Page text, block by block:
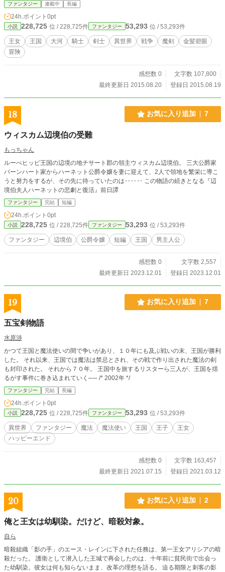
ファンタジー 連載中 長編
24h.ポイント 0pt
小説 228,725 位 / 228,725件 ファンタジー 53,293 位 / 53,293件
王女 王国 大河 騎士 剣士 異世界 戦争 魔剣
金髪碧眼
冒険
感想数 0
文字数 107,800
最終更新日 2015.08.20
登録日 2015.08.19
18 お気に入り追加 7
ウィスカム辺境伯の受難
もっちゃん
ルーべヒッピ王国の辺境の地チサート郡の領主ウィスカム辺境伯。 三大公爵家
バーンハート家からハーネット公爵令嬢を妻に迎えて、2人で領地を繁栄に導こ
うと努力をするが、その先に待っていたのは‥‥‥ この物語の続きとなる『辺
境伯夫人ハーネットの悲劇と復活』前日譚
ファンタジー 完結 短編
24h.ポイント 0pt
小説 228,725 位 / 228,725件 ファンタジー 53,293 位 / 53,293件
ファンタジー 辺境伯 公爵令嬢 短編 王国 男主人公
感想数 0
文字数 2,557
最終更新日 2023.12.01
登録日 2023.12.01
19 お気に入り追加 7
五宝剣物語
水原渉
かつて王国と魔法使いの間で争いがあり、１０年にも及ぶ戦いの末、王国が勝利
した。 それ以来、王国では魔法は禁忌とされ、その戦で作り出された魔法の剣
も封印された。 それから７０年。 王国中を旅するリスターら三人が、王国を揺
るがす事件に巻き込まれていく── /* 2002年 */
ファンタジー 完結 長編
24h.ポイント 0pt
小説 228,725 位 / 228,725件 ファンタジー 53,293 位 / 53,293件
異世界 ファンタジー 魔法 魔法使い 王国 王子
王女
ハッピーエンド
感想数 0
文字数 163,457
最終更新日 2021.07.15
登録日 2021.03.12
20 お気に入り追加 2
俺と王女は幼馴染。だけど、暗殺対象。
自ら
暗殺組織「影の手」のエース・レインに下された任務は、第一王女アリシアの暗
殺だった。 護衛として潜入した王城で再会したのは、十年前に貧民街で出会っ
た幼馴染。彼女は何も知らないまま、改革の理想を語る。 迫る期限と刺客の影